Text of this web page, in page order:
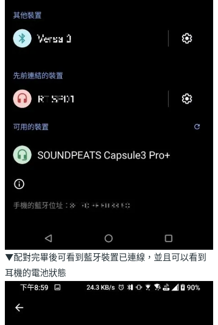
▼配對完畢後可看到藍牙裝置已連線，並且可以看到
耳機的電池狀態